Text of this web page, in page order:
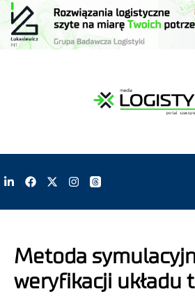
Metoda
weryfikacji układu